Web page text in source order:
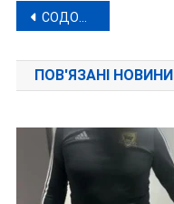
Навігація
записів
СОДОЛЯ ЗВІЛЬНЕНО, ПИТАННЯ ЗАЛИШИЛИСЬ
ПОВ'ЯЗАНІ НОВИНИ